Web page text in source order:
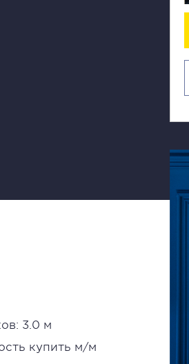
3.0 м
купить м/м